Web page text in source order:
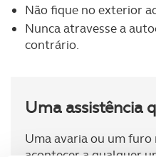
Não fique no exterior
Nunca atravesse a
contrário.
Uma assistência
Uma avaria ou um